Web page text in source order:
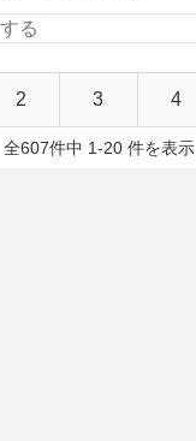
2 3 4
全607件中 1-20 件を表示